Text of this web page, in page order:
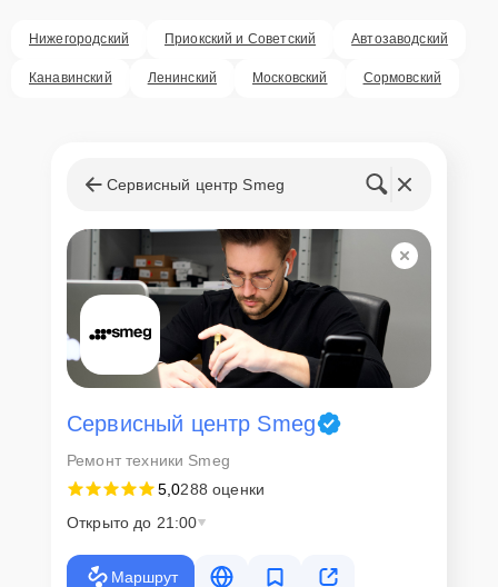
Нижегородский Приокский и Советский Автозаводский
Канавинский Ленинский Московский Сормовский
Сервисный центр Smeg
Сервисный центр Smeg
Ремонт техники Smeg
5,0288 оценки
Открыто до 21:00
Маршрут